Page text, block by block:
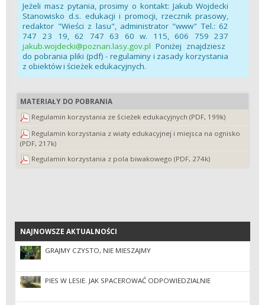
Jeżeli masz pytania, prosimy o kontakt: Jakub Wojdecki
Stanowisko d.s. edukacji i promocji, rzecznik prasowy,
redaktor "Wieści z lasu", administrator "www" Tel.: 62
747 23 19, 62 747 63 60 w. 115, 606 759 237
jakub.wojdecki@poznan.lasy.gov.pl Poniżej znajdziesz
do pobrania pliki (pdf) - regulaminy i zasady korzystania
z obiektów i ścieżek edukacyjnych.
MATERIAŁY DO POBRANIA
Regulamin korzystania ze ścieżek edukacyjnych (PDF, 199k)
Regulamin korzystania z wiaty edukacyjnej i miejsca na ognisko
(PDF, 217k)
Regulamin korzystania z pola biwakowego (PDF, 274k)
NAJNOWSZE AKTUALNOŚCI
NAJNOWSZE AKTUALNOŚCI
GRAJMY CZYSTO, NIE MIESZAJMY
PIES W LESIE. JAK SPACEROWAĆ ODPOWIEDZIALNIE